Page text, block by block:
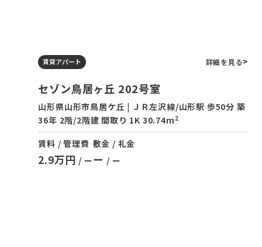
賃貸アパート 詳細を見る
セゾン鳥居ヶ丘 202号室
山形県山形市鳥居ケ丘 | ＪＲ左沢線/山形駅 歩50分 築
36年 2階/2階建 間取り 1K 30.74m 2
賃料 / 管理費
2.9万円 / ー
敷金 / 礼金
ー / ー